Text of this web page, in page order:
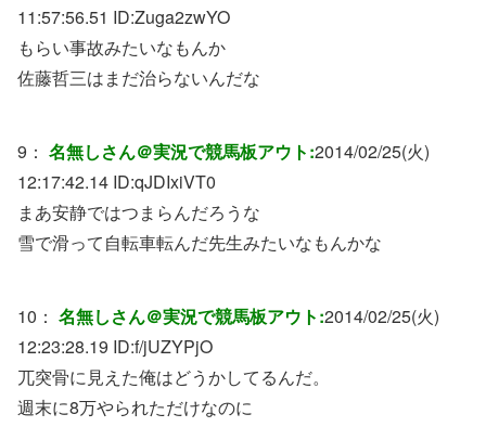
11:57:56.51 ID:Zuga2zwYO
もらい事故みたいなもんか
佐藤哲三はまだ治らないんだな
9： 名無しさん＠実況で競馬板アウト:2014/02/25(火)
12:17:42.14 ID:qJDIxiVT0
まあ安静ではつまらんだろうな
雪で滑って自転車転んだ先生みたいなもんかな
10： 名無しさん＠実況で競馬板アウト:2014/02/25(火)
12:23:28.19 ID:f/jUZYPjO
兀突骨に見えた俺はどうかしてるんだ。
週末に8万やられただけなのに